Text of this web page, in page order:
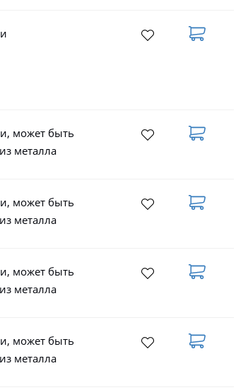
может быть
металла
может быть
металла
может быть
металла
может быть
металла